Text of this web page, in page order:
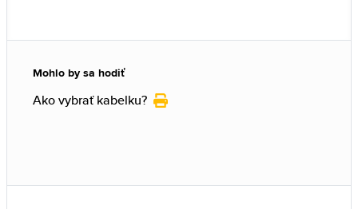
Mohlo by sa hodiť
Ako vybrať kabelku?